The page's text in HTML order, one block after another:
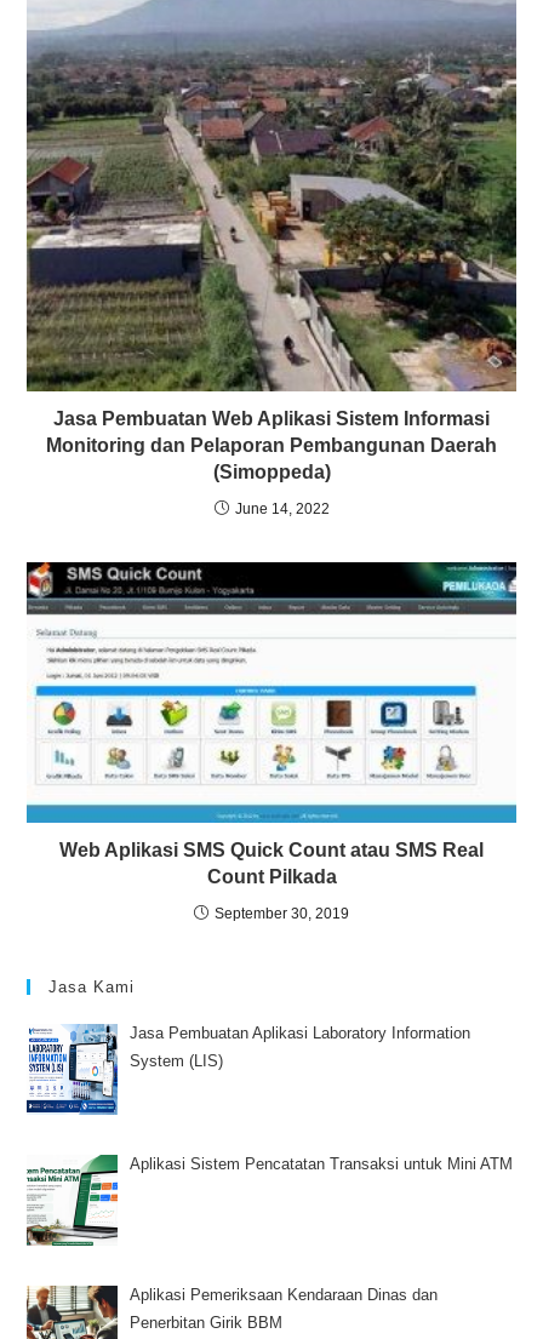
Jasa Pembuatan Web Aplikasi Sistem Informasi
Monitoring dan Pelaporan Pembangunan Daerah
(Simoppeda)
June 14, 2022
Web Aplikasi SMS Quick Count atau SMS Real
Count Pilkada
September 30, 2019
Jasa Kami
Jasa Pembuatan Aplikasi Laboratory Information
System (LIS)
Aplikasi Sistem Pencatatan Transaksi untuk Mini ATM
Aplikasi Pemeriksaan Kendaraan Dinas dan
Penerbitan Girik BBM